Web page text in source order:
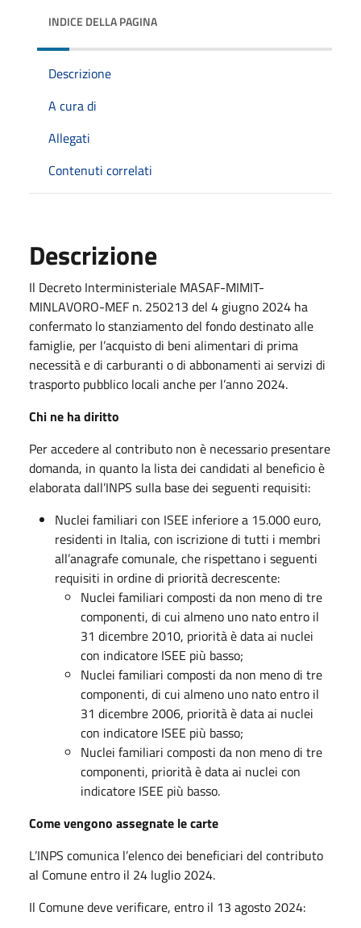
INDICE DELLA PAGINA
Descrizione
A cura di
Allegati
Contenuti correlati
Descrizione
Il Decreto Interministeriale MASAF-MIMIT-
MINLAVORO-MEF n. 250213 del 4 giugno 2024 ha
confermato lo stanziamento del fondo destinato alle
famiglie, per l’acquisto di beni alimentari di prima
necessità e di carburanti o di abbonamenti ai servizi di
trasporto pubblico locali anche per l’anno 2024.
Chi ne ha diritto
Per accedere al contributo non è necessario presentare
domanda, in quanto la lista dei candidati al beneficio è
elaborata dall’INPS sulla base dei seguenti requisiti:
Nuclei familiari con ISEE inferiore a 15.000 euro,
residenti in Italia, con iscrizione di tutti i membri
all’anagrafe comunale, che rispettano i seguenti
requisiti in ordine di priorità decrescente:
Nuclei familiari composti da non meno di tre
componenti, di cui almeno uno nato entro il
31 dicembre 2010, priorità è data ai nuclei
con indicatore ISEE più basso;
Nuclei familiari composti da non meno di tre
componenti, di cui almeno uno nato entro il
31 dicembre 2006, priorità è data ai nuclei
con indicatore ISEE più basso;
Nuclei familiari composti da non meno di tre
componenti, priorità è data ai nuclei con
indicatore ISEE più basso.
Come vengono assegnate le carte
L’INPS comunica l’elenco dei beneficiari del contributo
al Comune entro il 24 luglio 2024.
Il Comune deve verificare, entro il 13 agosto 2024: